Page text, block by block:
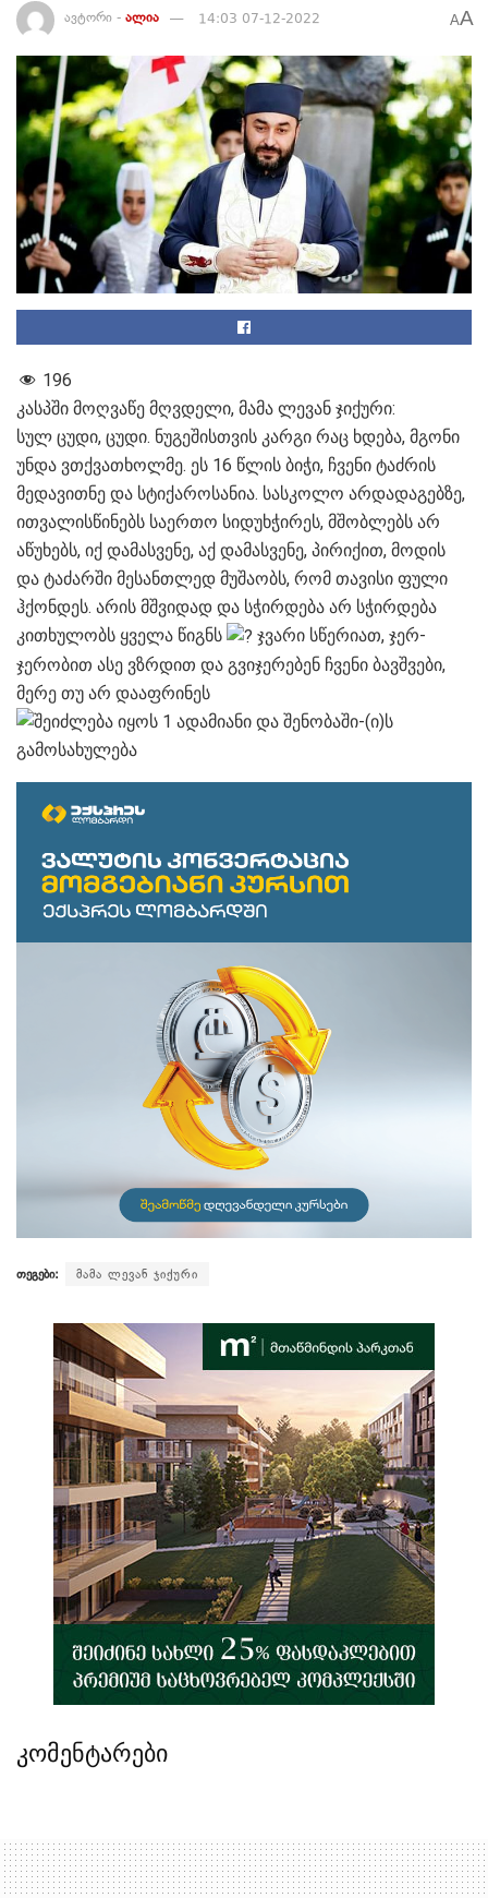
ავტორი - ალია 14:03 07-12-2022 AA
196
კასპში მოღვაწე მღვდელი, მამა ლევან ჯიქური:
სულ ცუდი, ცუდი. ნუგეშისთვის კარგი რაც ხდება, მგონი
უნდა ვთქვათხოლმე. ეს 16 წლის ბიჭი, ჩვენი ტაძრის
მედავითნე და სტიქაროსანია. სასკოლო არდადაგებზე,
ითვალისწინებს საერთო სიდუხჭირეს, მშობლებს არ
აწუხებს, იქ დამასვენე, აქ დამასვენე, პირიქით, მოდის
და ტაძარში მესანთლედ მუშაობს, რომ თავისი ფული
ჰქონდეს. არის მშვიდად და სჭირდება არ სჭირდება
კითხულობს ყველა წიგნს
ჯვარი სწერიათ, ჯერ-
ჯერობით ასე ვზრდით და გვიჯერებენ ჩვენი ბავშვები,
მერე თუ არ დააფრინეს
თეგები: მამა ლევან ჯიქური
კომენტარები